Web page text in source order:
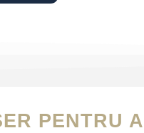
PENTRU